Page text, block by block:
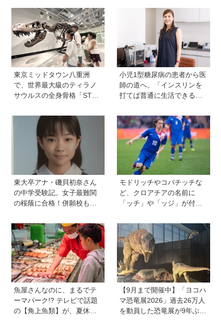
きっかけに、新たな一歩を
踏み出した教師夫妻の決断
カドに登場！ VR体験からコ
ラボグルメ、限定グッズま
で親子で楽しめる注目イベ
東京ミッドタウン八重洲
で、世界最大級のティラノ
サウルスの全身骨格「STA
DS EXPO 2026 ダイナソー
ラボ」が開催中
小児1型糖尿病の患者から医
師の道へ。「インスリンを
打てば普通に生活できる」
い、専門医を目指すように
東大卒アナ・磯貝初奈さん
の中学受験記。女子最難関
の桜蔭に合格！併願校も魅
声かけは「睡眠が何より大
事」「勉強イヤならしなく
ていいよ」
モドリッチやコバチッチな
ど、クロアチアの名前に
「ッチ」や「ッジ」が付く
際問題】
魚屋さんなのに、まるでテ
ーマパーク!? テレビで話題
の【角上魚類】が、夏休み
【9月まで開催中】「ヨコハ
マ恐竜展2026」過去26万人
を動員した恐竜展が9年ぶり